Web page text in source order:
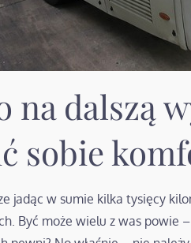
na dalszą
sobie
jadąc w sumie kilka tysięcy
Być może wielu z was powie